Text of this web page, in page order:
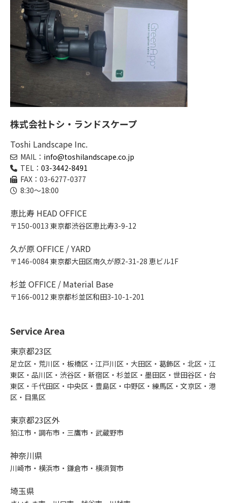
株式会社トシ・ランドスケープ
Toshi Landscape Inc.
MAIL： info@toshilandscape.co.jp
TEL： 03-3442-8491
FAX：03-6277-0377
8:30～18:00
恵比寿 HEAD OFFICE
〒150-0013 東京都渋谷区恵比寿3-9-12
久が原 OFFICE / YARD
〒146-0084 東京都大田区南久が原2-31-28 恵ビル1F
杉並 OFFICE / Material Base
〒166-0012 東京都杉並区和田3-10-1-201
Service Area
東京都23区
足立区・荒川区・板橋区・江戸川区・大田区・葛飾区・北区・江
東区・品川区・渋谷区・新宿区・杉並区・墨田区・世田谷区・台
東区・千代田区・中央区・豊島区・中野区・練馬区・文京区・港
区・目黒区
東京都23区外
狛江市・調布市・三鷹市・武蔵野市
神奈川県
川崎市・横浜市・鎌倉市・横須賀市
埼玉県